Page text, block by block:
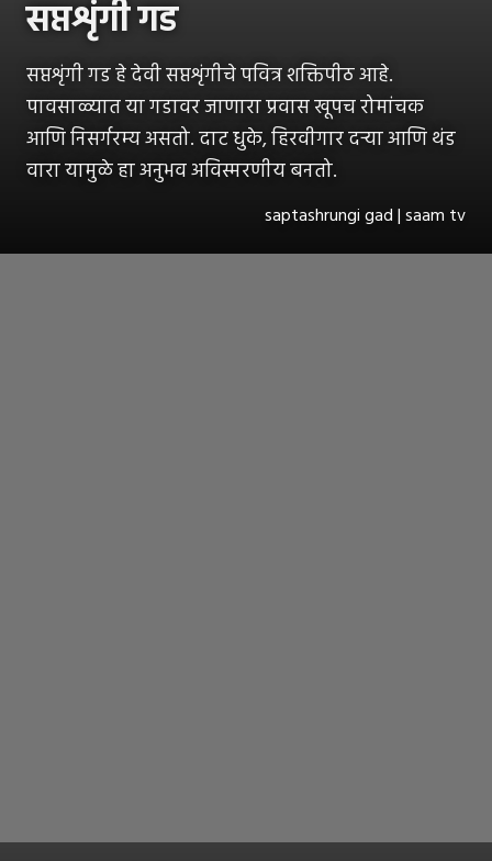
सप्तशृंगी गड
सप्तशृंगी गड हे देवी सप्तशृंगीचे पवित्र शक्तिपीठ आहे.
पावसाळ्यात या गडावर जाणारा प्रवास खूपच रोमांचक
आणि निसर्गरम्य असतो. दाट धुके, हिरवीगार दऱ्या आणि थंड
वारा यामुळे हा अनुभव अविस्मरणीय बनतो.
saptashrungi gad | saam tv